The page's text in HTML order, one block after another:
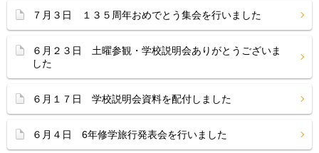
７月３日 １３５周年おめでとう集会を行いました
６月２３日 土曜参観・学校説明会ありがとうございま
した
６月１７日 学校説明会資料を配付しました
６月４日 6年修学旅行発表会を行いました